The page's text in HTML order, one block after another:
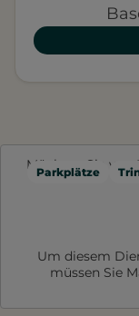
Parkplätze
Möchten Sie von
Um diesem
müssen Sie